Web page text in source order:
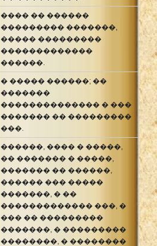
���� �� ������
��������� �������,
����� ���������
�������������
������.
� ����� ������; ��
�������
�������������� � ���
������� �� ���������
���.
������, ���� � �����,
�� ������� � �����,
������� �� ������,
������ ��� �����
�������, � ��
������������� ���, �
��� �� ���������
�������, � ���������
��������, � ��������